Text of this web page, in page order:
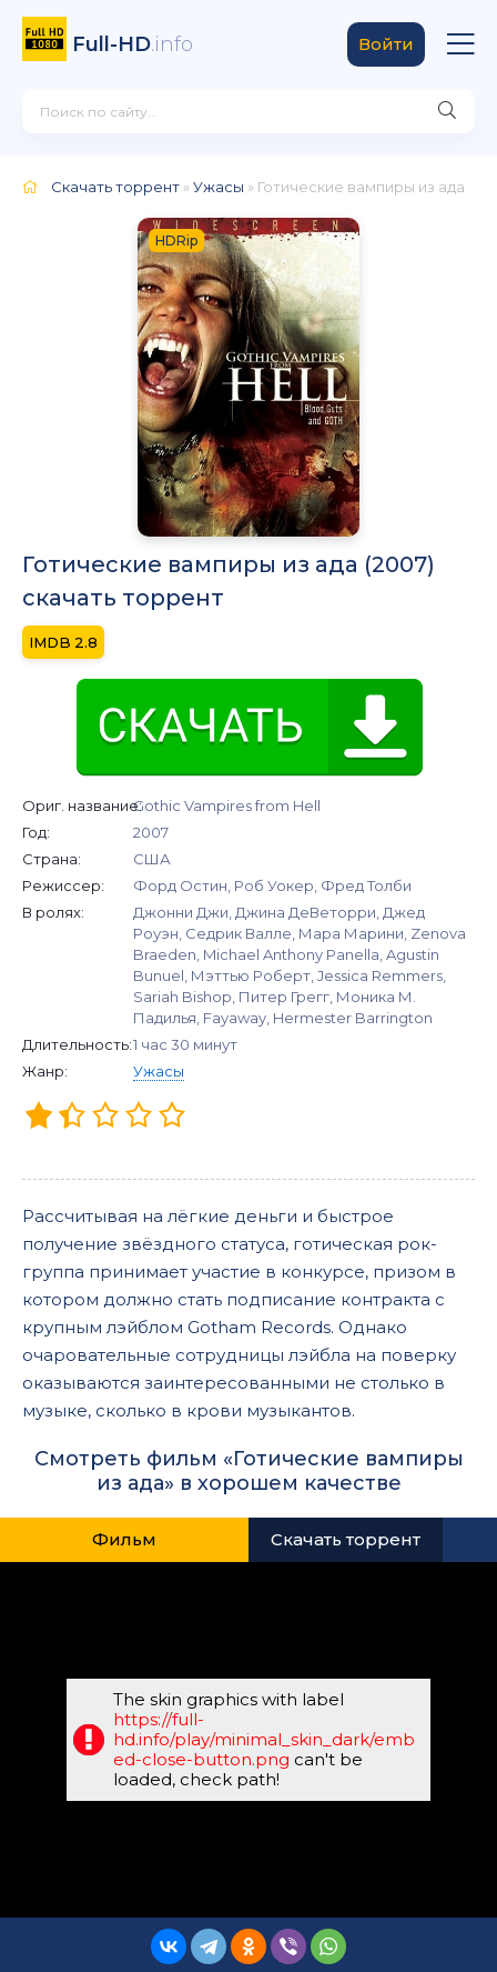
Full-HD.info Войти
Скачать торрент »Ужасы » Готические вампиры из ада
HDRip
Готические вампиры из ада (2007)
скачать торрент
2.8
Ориг. название:Gothic Vampires from Hell
Год:
2007
Страна:
США
Режиссер:
Форд Остин, Роб Уокер, Фред Толби
В ролях:
Джонни Джи, Джина ДеВеторри, Джед
Роуэн, Седрик Валле, Мара Марини, Zenova
Braeden, Michael Anthony Panella, Agustin
Bunuel, Мэттью Роберт, Jessica Remmers,
Sariah Bishop, Питер Грегг, Моника М.
Падилья, Fayaway, Hermester Barrington
Длительность:1 час 30 минут
Жанр:
Ужасы
Рассчитывая на лёгкие деньги и быстрое
получение звёздного статуса, готическая рок-
группа принимает участие в конкурсе, призом в
котором должно стать подписание контракта с
крупным лэйблом Gotham Records. Однако
очаровательные сотрудницы лэйбла на поверку
оказываются заинтересованными не столько в
музыке, сколько в крови музыкантов.
Смотреть фильм «Готические вампиры
из ада» в хорошем качестве
Фильм Скачать торрент
The skin graphics with label
https://full-
hd.info/play/minimal_skin_dark/emb
ed-close-button.png can't be
loaded, check path!